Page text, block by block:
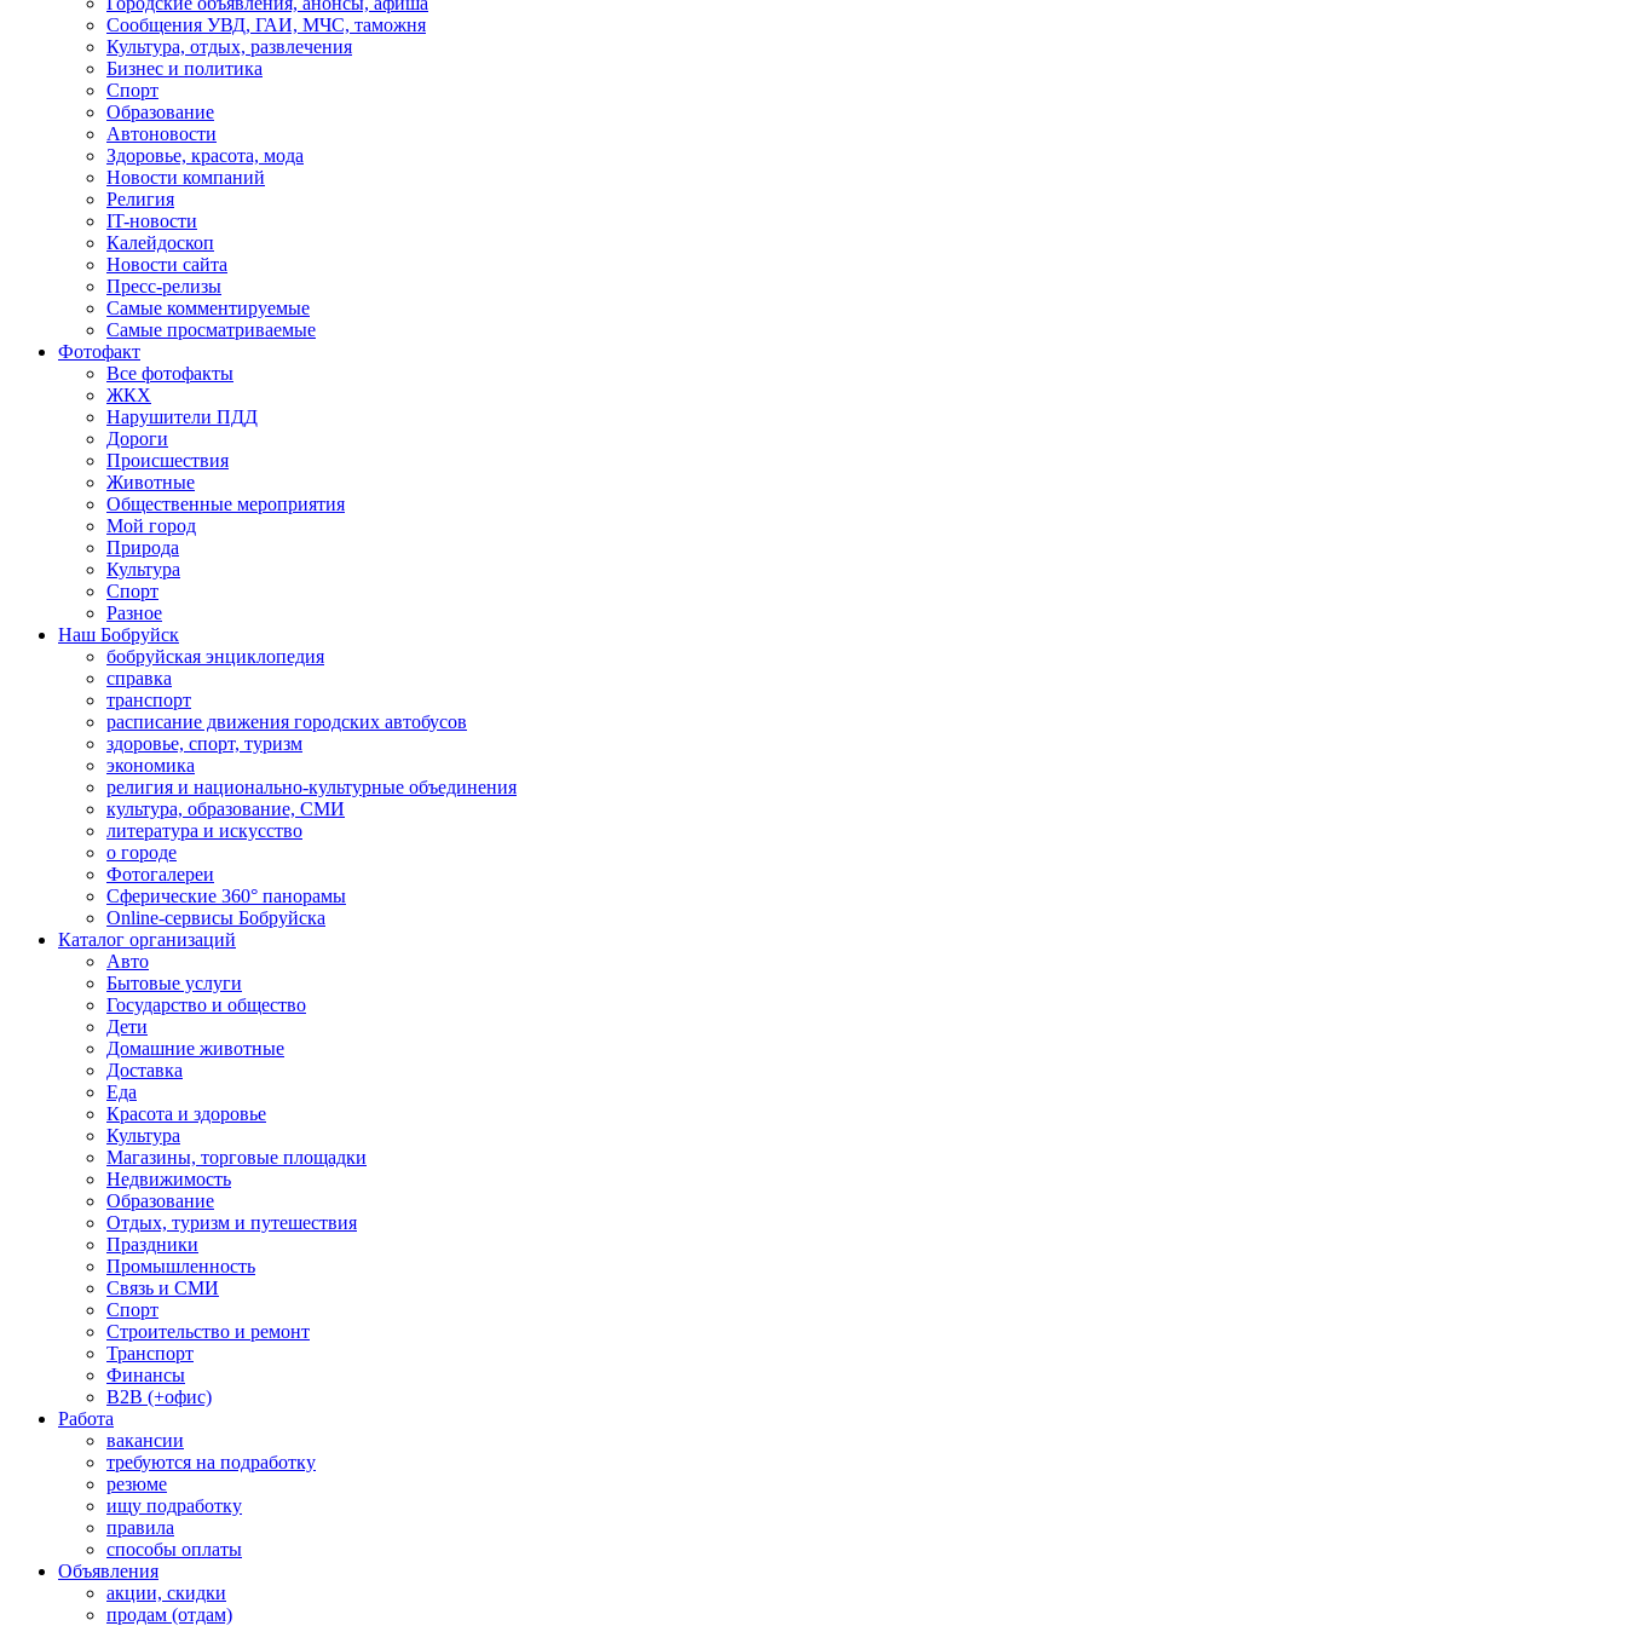
Сообщения УВД, ГАИ, МЧС, таможня
Культура, отдых, развлечения
Бизнес и политика
Спорт
Образование
Автоновости
Здоровье, красота, мода
Новости компаний
Религия
IT-новости
Калейдоскоп
Новости сайта
Пресс-релизы
Самые комментируемые
Самые просматриваемые
Фотофакт
Все фотофакты
ЖКХ
Нарушители ПДД
Дороги
Происшествия
Животные
Общественные мероприятия
Мой город
Природа
Культура
Спорт
Разное
Наш Бобруйск
бобруйская энциклопедия
справка
транспорт
расписание движения городских автобусов
здоровье, спорт, туризм
экономика
религия и национально-культурные объединения
культура, образование, СМИ
литература и искусство
о городе
Фотогалереи
Сферические 360° панорамы
Online-сервисы Бобруйска
Каталог организаций
Авто
Бытовые услуги
Государство и общество
Дети
Домашние животные
Доставка
Еда
Красота и здоровье
Культура
Магазины, торговые площадки
Недвижимость
Образование
Отдых, туризм и путешествия
Праздники
Промышленность
Связь и СМИ
Спорт
Строительство и ремонт
Транспорт
Финансы
B2B (+офис)
Работа
вакансии
требуются на подработку
резюме
ищу подработку
правила
способы оплаты
Объявления
акции, скидки
продам (отдам)